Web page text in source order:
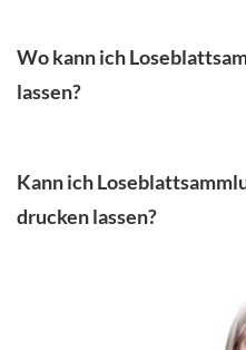
Wo kann ich
lassen?
Kann ich
drucken lassen?